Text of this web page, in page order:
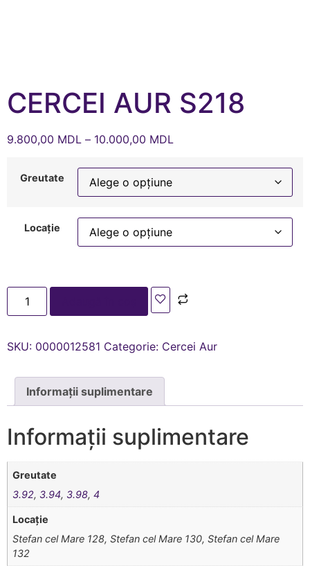
CERCEI AUR S218
9.800,00 MDL – 10.000,00 MDL
Greutate
Locație
SKU: 0000012581 Categorie: Cercei Aur
Informații suplimentare
Informații suplimentare
Greutate
3.92, 3.94, 3.98,4
Locație
Stefan cel Mare 128, Stefan cel Mare 130, Stefan cel Mare
132